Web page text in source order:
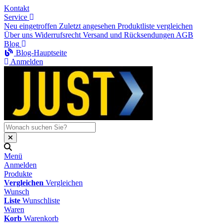
Kontakt
Service
Neu eingetroffen Zuletzt angesehen Produktliste vergleichen
Über uns Widerrufsrecht Versand und Rücksendungen AGB
Blog
Blog-Hauptseite
Anmelden
Menü
Anmelden
Produkte
Vergleichen Vergleichen
Wunsch
Liste Wunschliste
Waren
Korb Warenkorb